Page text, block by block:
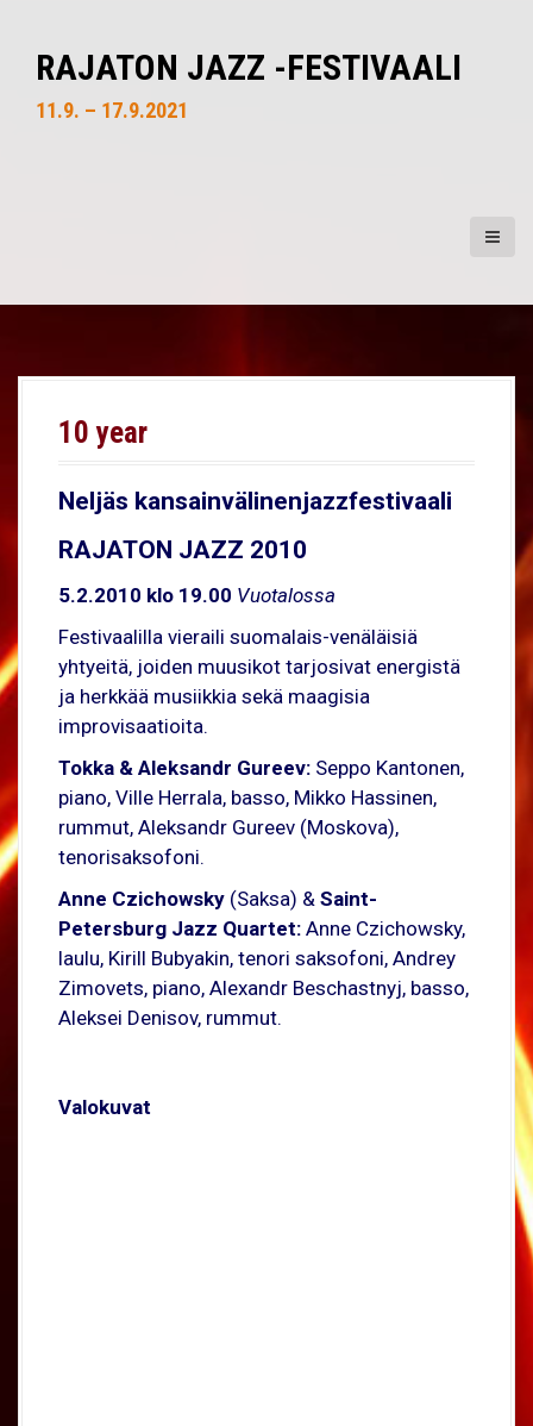
e
RAJATON JAZZ -FESTIVAALI
11.9. – 17.9.2021
10 year
Neljäs kansainvälinenjazzfestivaali
RAJATON JAZZ 2010
5.2.2010 klo 19.00 Vuotalossa
Festivaalilla vieraili suomalais-venäläisiä
yhtyeitä, joiden muusikot tarjosivat energistä
ja herkkää musiikkia sekä maagisia
improvisaatioita.
Tokka & Aleksandr Gureev: Seppo Kantonen,
piano, Ville Herrala, basso, Mikko Hassinen,
rummut, Aleksandr Gureev (Moskova),
tenorisaksofoni.
Anne Czichowsky (Saksa) & Saint-
Petersburg Jazz Quartet: Anne Czichowsky,
laulu, Kirill Bubyakin, tenori saksofoni, Andrey
Zimovets, piano, Alexandr Beschastnyj, basso,
Aleksei Denisov, rummut.
Valokuvat